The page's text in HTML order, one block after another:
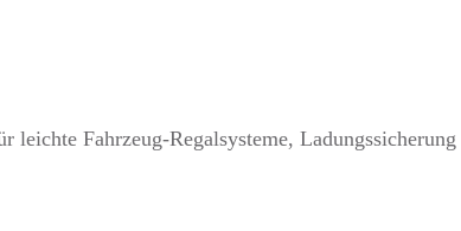
Fahrzeug-Regalsysteme, Ladungssicherung